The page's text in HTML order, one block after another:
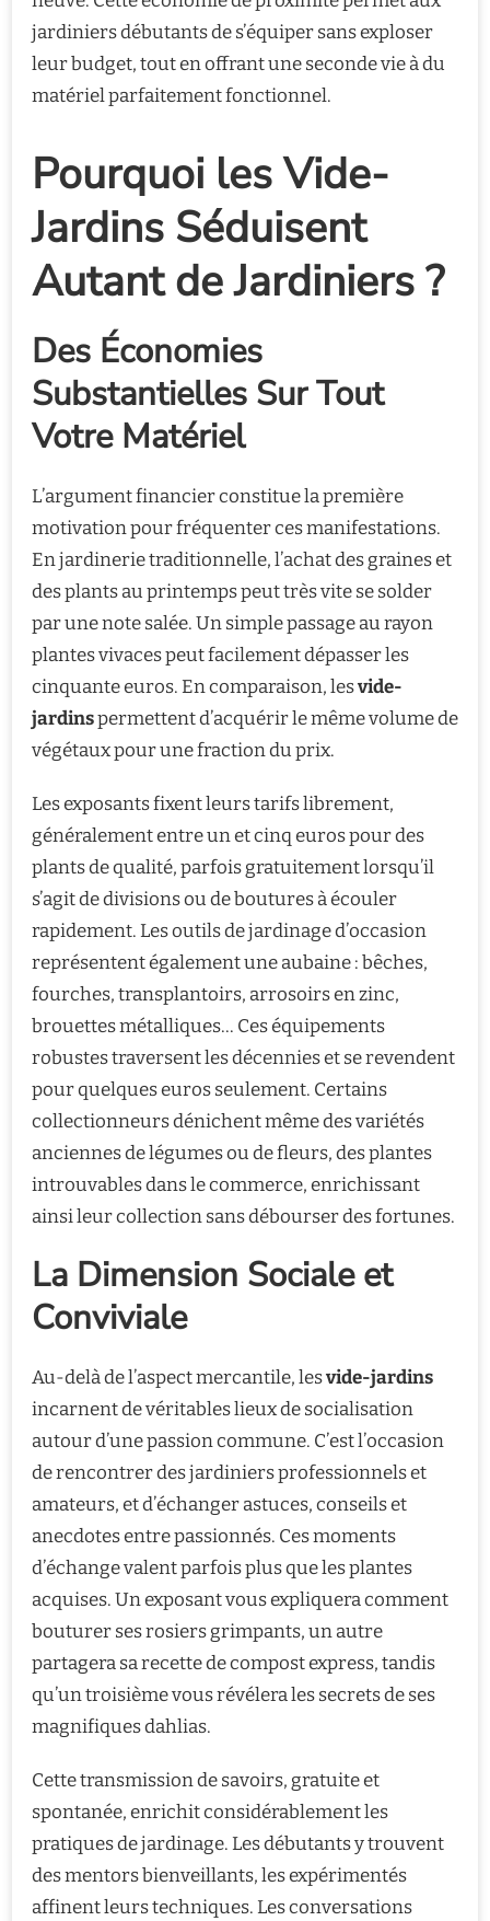
jardiniers débutants de s’équiper sans exploser
leur budget, tout en offrant une seconde vie à du
matériel parfaitement fonctionnel.
Pourquoi les Vide-
Jardins Séduisent
Autant de Jardiniers ?
Des Économies
Substantielles Sur Tout
Votre Matériel
L’argument financier constitue la première
motivation pour fréquenter ces manifestations.
En jardinerie traditionnelle, l’achat des graines et
des plants au printemps peut très vite se solder
par une note salée. Un simple passage au rayon
plantes vivaces peut facilement dépasser les
cinquante euros. En comparaison, lesvide-
jardinspermettent d’acquérir le même volume de
végétaux pour une fraction du prix.
Les exposants fixent leurs tarifs librement,
généralement entre un et cinq euros pour des
plants de qualité, parfois gratuitement lorsqu’il
s’agit de divisions ou de boutures à écouler
rapidement. Les outils de jardinage d’occasion
représentent également une aubaine : bêches,
fourches, transplantoirs, arrosoirs en zinc,
brouettes métalliques… Ces équipements
robustes traversent les décennies et se revendent
pour quelques euros seulement. Certains
collectionneurs dénichent même des variétés
anciennes de légumes ou de fleurs, des plantes
introuvables dans le commerce, enrichissant
ainsi leur collection sans débourser des fortunes.
La Dimension Sociale et
Conviviale
Au-delà de l’aspect mercantile, lesvide-jardins
incarnent de véritables lieux de socialisation
autour d’une passion commune. C’est l’occasion
de rencontrer des jardiniers professionnels et
amateurs, et d’échanger astuces, conseils et
anecdotes entre passionnés. Ces moments
d’échange valent parfois plus que les plantes
acquises. Un exposant vous expliquera comment
bouturer ses rosiers grimpants, un autre
partagera sa recette de compost express, tandis
qu’un troisième vous révélera les secrets de ses
magnifiques dahlias.
Cette transmission de savoirs, gratuite et
spontanée, enrichit considérablement les
pratiques de jardinage. Les débutants y trouvent
des mentors bienveillants, les expérimentés
affinent leurs techniques. Les conversations